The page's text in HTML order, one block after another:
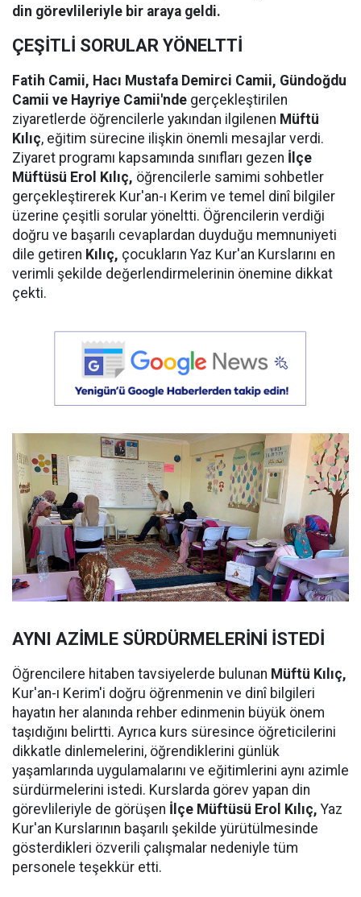
din görevlileriyle bir araya geldi.
ÇEŞİTLİ SORULAR YÖNELTTİ
Fatih Camii, Hacı Mustafa Demirci Camii, Gündoğdu
Camii ve Hayriye Camii'nde gerçekleştirilen
ziyaretlerde öğrencilerle yakından ilgilenen Müftü
Kılıç, eğitim sürecine ilişkin önemli mesajlar verdi.
Ziyaret programı kapsamında sınıfları gezen İlçe
Müftüsü Erol Kılıç, öğrencilerle samimi sohbetler
gerçekleştirerek Kur'an-ı Kerim ve temel dinî bilgiler
üzerine çeşitli sorular yöneltti. Öğrencilerin verdiği
doğru ve başarılı cevaplardan duyduğu memnuniyeti
dile getiren Kılıç, çocukların Yaz Kur'an Kurslarını en
verimli şekilde değerlendirmelerinin önemine dikkat
çekti.
AYNI AZİMLE SÜRDÜRMELERİNİ İSTEDİ
Öğrencilere hitaben tavsiyelerde bulunan Müftü Kılıç,
Kur'an-ı Kerim'i doğru öğrenmenin ve dinî bilgileri
hayatın her alanında rehber edinmenin büyük önem
taşıdığını belirtti. Ayrıca kurs süresince öğreticilerini
dikkatle dinlemelerini, öğrendiklerini günlük
yaşamlarında uygulamalarını ve eğitimlerini aynı azimle
sürdürmelerini istedi. Kurslarda görev yapan din
görevlileriyle de görüşen İlçe Müftüsü Erol Kılıç, Yaz
Kur'an Kurslarının başarılı şekilde yürütülmesinde
gösterdikleri özverili çalışmalar nedeniyle tüm
personele teşekkür etti.